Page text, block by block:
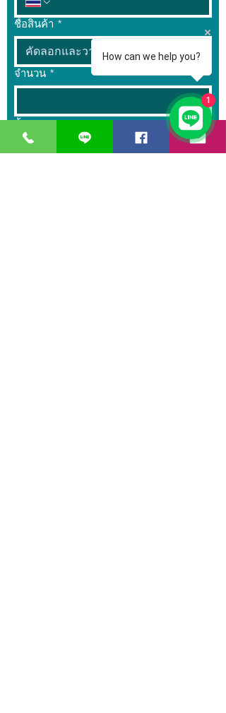
ชื่อสินค้า *
จำนวน *
ข้อความ
How can we help you?
1